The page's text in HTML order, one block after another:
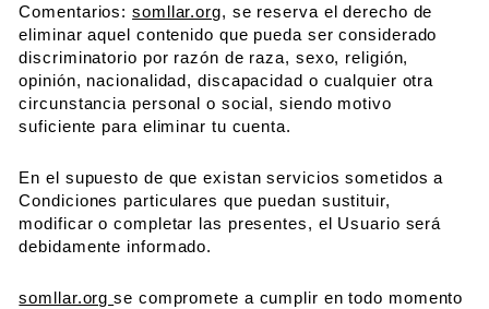
Comentarios:somllar.org, se reserva el derecho de
eliminar aquel contenido que pueda ser considerado
discriminatorio por razón de raza, sexo, religión,
opinión, nacionalidad, discapacidad o cualquier otra
circunstancia personal o social, siendo motivo
suficiente para eliminar tu cuenta.
En el supuesto de que existan servicios sometidos a
Condiciones particulares que puedan sustituir,
modificar o completar las presentes, el Usuario será
debidamente informado.
somllar.orgse compromete a cumplir en todo momento